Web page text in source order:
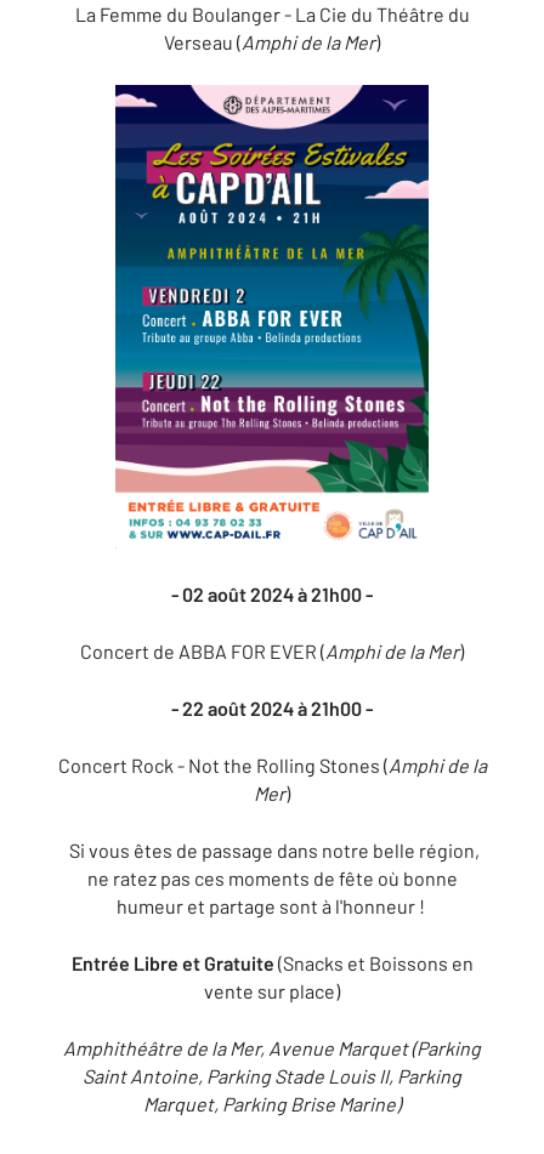
La Femme du Boulanger - La Cie du Théâtre du
Verseau (Amphi de la Mer)
- 02 août 2024 à 21h00 -
Concert de ABBA FOR EVER (Amphi de la Mer)
- 22 août 2024 à 21h00 -
Concert Rock - Not the Rolling Stones (Amphi de la
Mer)
Si vous êtes de passage dans notre belle région,
ne ratez pas ces moments de fête où bonne
humeur et partage sont à l'honneur !
Entrée Libre et Gratuite (Snacks et Boissons en
vente sur place)
Amphithéâtre de la Mer, Avenue Marquet (Parking
Saint Antoine, Parking Stade Louis II, Parking
Marquet, Parking Brise Marine)